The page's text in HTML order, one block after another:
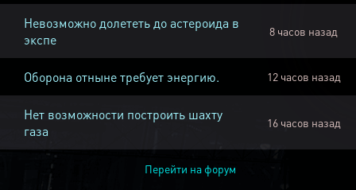
Невозможно долететь до астероида в
экспе
8 часов назад
Оборона отныне требует энергию. 12 часов назад
Нет возможности построить шахту
газа
16 часов назад
Перейти на форум